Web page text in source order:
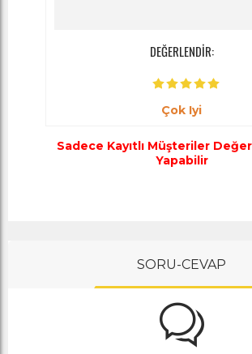
DEĞERLENDİR:
Çok Iyi
Sadece Kayıtlı Müşteriler
Yapabilir
SORU-CEVAP